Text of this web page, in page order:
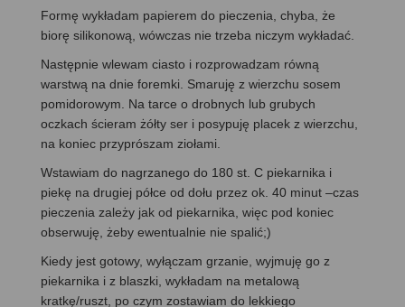
Formę wykładam papierem do pieczenia, chyba, że
biorę silikonową, wówczas nie trzeba niczym wykładać.
Następnie wlewam ciasto i rozprowadzam równą
warstwą na dnie foremki. Smaruję z wierzchu sosem
pomidorowym. Na tarce o drobnych lub grubych
oczkach ścieram żółty ser i posypuję placek z wierzchu,
na koniec przyprószam ziołami.
Wstawiam do nagrzanego do 180 st. C piekarnika i
piekę na drugiej półce od dołu przez ok. 40 minut –czas
pieczenia zależy jak od piekarnika, więc pod koniec
obserwuję, żeby ewentualnie nie spalić;)
Kiedy jest gotowy, wyłączam grzanie, wyjmuję go z
piekarnika i z blaszki, wykładam na metalową
kratkę/ruszt, po czym zostawiam do lekkiego